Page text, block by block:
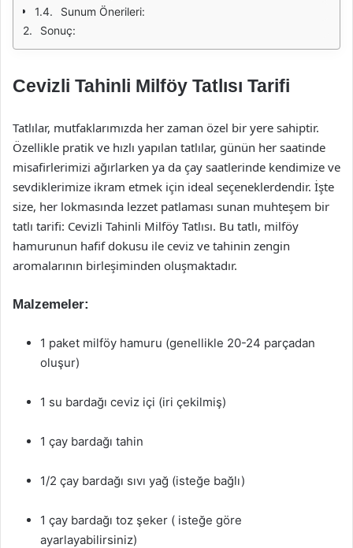
Sunum Önerileri:
Sonuç:
Cevizli Tahinli Milföy Tatlısı Tarifi
Tatlılar, mutfaklarımızda her zaman özel bir yere sahiptir.
Özellikle pratik ve hızlı yapılan tatlılar, günün her saatinde
misafirlerimizi ağırlarken ya da çay saatlerinde kendimize ve
sevdiklerimize ikram etmek için ideal seçeneklerdendir. İşte
size, her lokmasında lezzet patlaması sunan muhteşem bir
tatlı tarifi: Cevizli Tahinli Milföy Tatlısı. Bu tatlı, milföy
hamurunun hafif dokusu ile ceviz ve tahinin zengin
aromalarının birleşiminden oluşmaktadır.
Malzemeler:
1 paket milföy hamuru (genellikle 20-24 parçadan
oluşur)
1 su bardağı ceviz içi (iri çekilmiş)
1 çay bardağı tahin
1/2 çay bardağı sıvı yağ (isteğe bağlı)
1 çay bardağı toz şeker ( isteğe göre
ayarlayabilirsiniz)